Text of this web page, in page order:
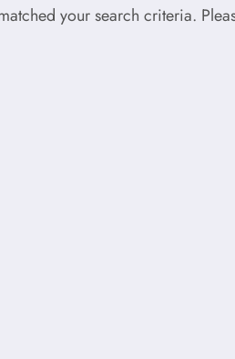
your search criteria.